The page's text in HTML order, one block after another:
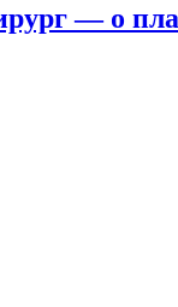
— о